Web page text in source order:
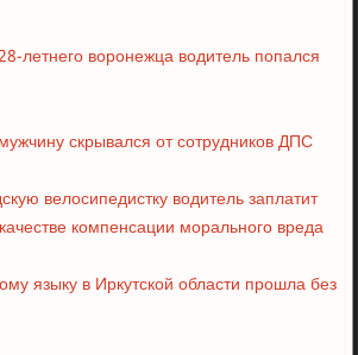
летнего воронежца водитель попался
скрывался от сотрудников ДПС
велосипедистку водитель заплатит
компенсации морального вреда
языку в Иркутской области прошла без